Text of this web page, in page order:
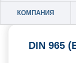
КОМПАНИЯ
DIN 965